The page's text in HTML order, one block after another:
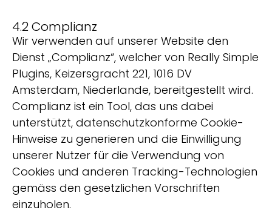
4.2 Complianz
Wir verwenden auf unserer Website den
Dienst „Complianz“, welcher von Really Simple
Plugins, Keizersgracht 221, 1016 DV
Amsterdam, Niederlande, bereitgestellt wird.
Complianz ist ein Tool, das uns dabei
unterstützt, datenschutzkonforme Cookie-
Hinweise zu generieren und die Einwilligung
unserer Nutzer für die Verwendung von
Cookies und anderen Tracking-Technologien
gemäss den gesetzlichen Vorschriften
einzuholen.